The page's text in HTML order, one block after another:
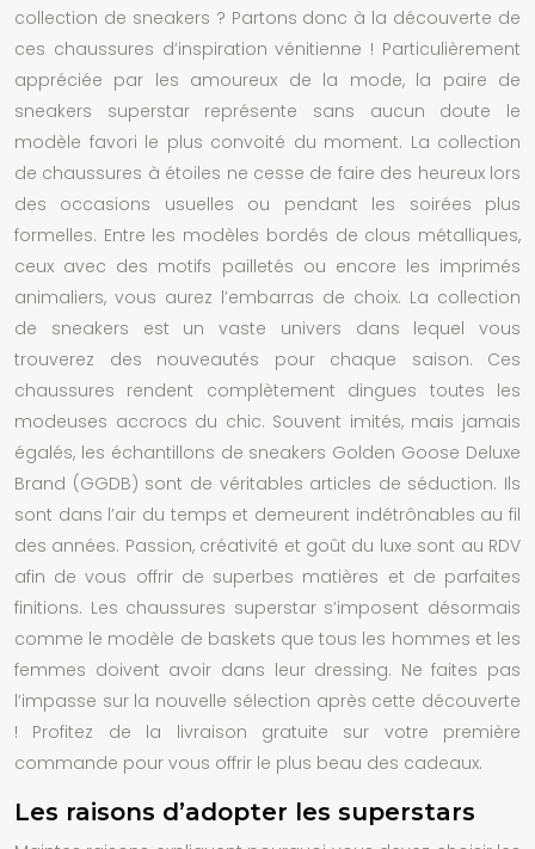
collection de sneakers ? Partons donc à la découverte de
ces chaussures d’inspiration vénitienne ! Particulièrement
appréciée par les amoureux de la mode, la paire de
sneakers superstarreprésente sans aucun doute le
modèle favori le plus convoité du moment. La collection
de chaussures à étoiles ne cesse de faire des heureux lors
des occasions usuelles ou pendant les soirées plus
formelles. Entre les modèles bordés de clous métalliques,
ceux avec des motifs pailletés ou encore les imprimés
animaliers, vous aurez l’embarras de choix. La collection
de sneakers est un vaste univers dans lequel vous
trouverez des nouveautés pour chaque saison. Ces
chaussures rendent complètement dingues toutes les
modeuses accrocs du chic. Souvent imités, mais jamais
égalés, les échantillons de sneakers Golden Goose Deluxe
Brand (GGDB) sont de véritables articles de séduction. Ils
sont dans l’air du temps et demeurent indétrônables au fil
des années. Passion, créativité et goût du luxe sont au RDV
afin de vous offrir de superbes matières et de parfaites
finitions. Les chaussures superstar s’imposent désormais
comme le modèle de baskets que tous les hommes et les
femmes doivent avoir dans leur dressing. Ne faites pas
l’impasse sur la nouvelle sélection après cette découverte
! Profitez de la livraison gratuite sur votre première
commande pour vous offrir le plus beau des cadeaux.
Les raisons d’adopter les superstars